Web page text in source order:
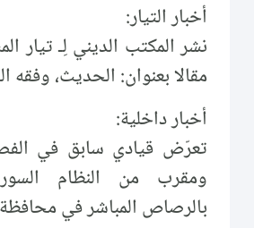
أخبار التيار:
نشر المكتب الديني لِـ تيار
مقالا بعنوان: الحديث، وفقه
أخبار داخلية:
تعرّض قيادي سابق في
ومقرب من النظام
بالرصاص المباشر في